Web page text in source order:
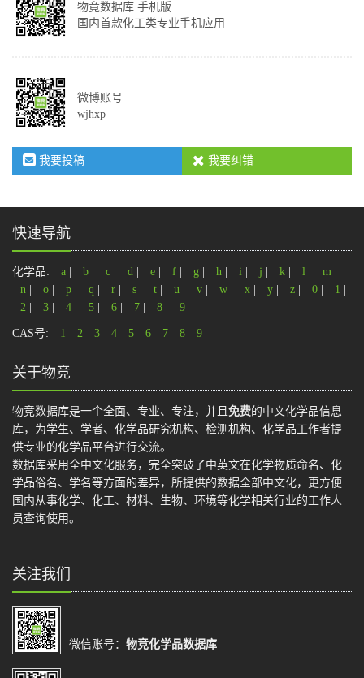
物竟数据库 手机版
国内首款化工类专业手机应用
微博账号
wjhxp
我要投稿 我要纠错
快速导航
化学品: a b c d e f g h i j k l m
n
o p q r s t u v w x y z 0 1
2
3 4 5 6 7 8 9
CAS号: 1 2 3 4 5 6 7 8 9
关于物竞
物竞数据库是一个全面、专业、专注，并且 免费的中文化学品信息
库，为学生、学者、化学品研究机构、检测机构、化学品工作者提
供专业的化学品平台进行交流。
数据库采用全中文化服务，完全突破了中英文在化学物质命名、化
学品俗名、学名等方面的差异，所提供的数据全部中文化，更方便
国内从事化学、化工、材料、生物、环境等化学相关行业的工作人
员查询使用。
关注我们
微信账号： 物竞化学品数据库